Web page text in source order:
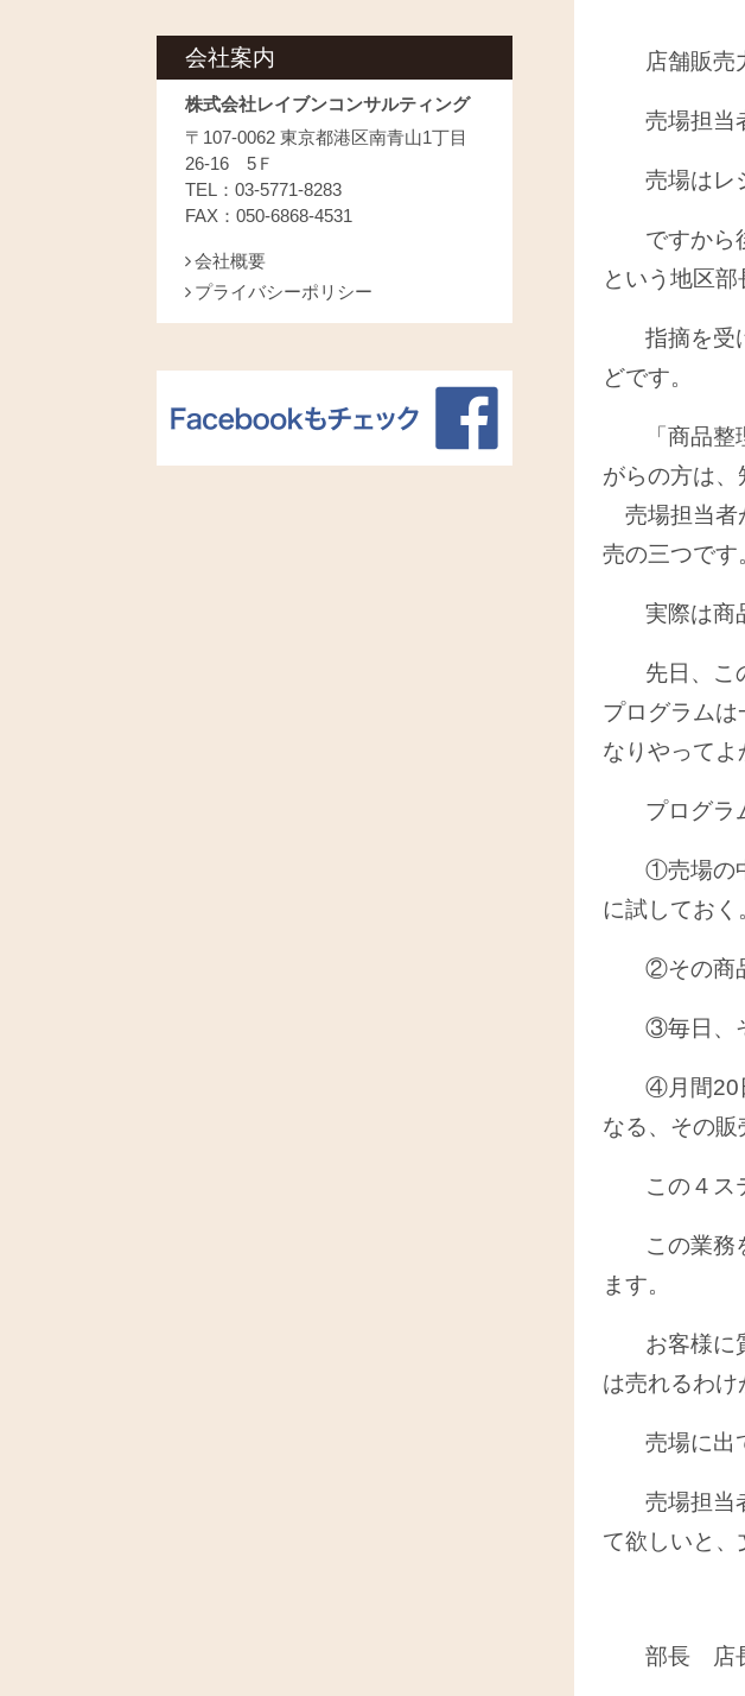
店舗販売
売場担当
売場はレ
ですから
という地区部
指摘を受
どです。
「商品整
がらの方は、
売場担当者
売の三つです
実際は商
先日、こ
プログラム
なりやってよ
プログラ
①売場の
に試しておく
②その商
③毎日、
④月間20
なる、その販
この４ス
この業務
ます。
お客様に
は売れるわけ
売場に出
売場担当
て欲しいと、
部長 店長
会社案内
株式会社レイブンコンサルティング
〒107-0062 東京都港区南青山1丁目
26-16 5Ｆ
TEL：03-5771-8283
FAX：050-6868-4531
会社概要
プライバシーポリシー